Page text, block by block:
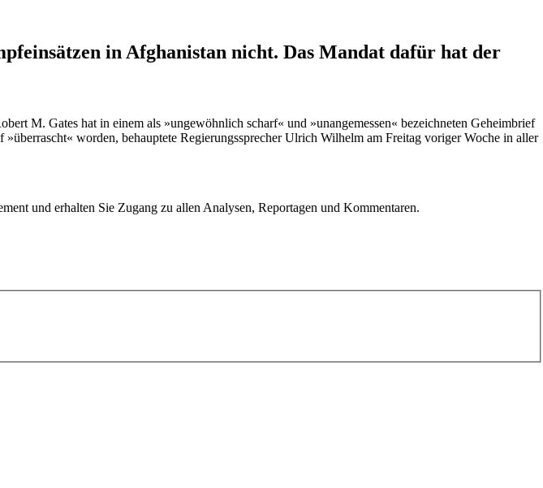
in Afghanistan nicht. Das Mandat dafür hat der
M. Gates hat in einem als »ungewöhnlich scharf« und »unangemessen« bezeichneten Geheimbrief
worden, behauptete Regierungssprecher Ulrich Wilhelm am Freitag voriger Woche in aller
und erhalten Sie Zugang zu allen Analysen, Reportagen und Kommentaren.